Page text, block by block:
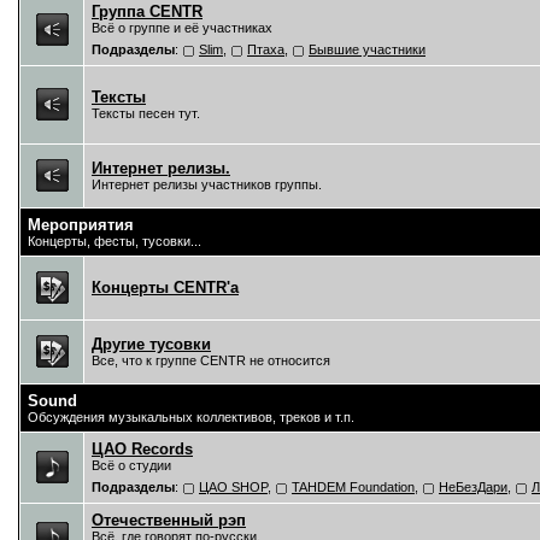
Группа CENTR
Всё о группе и её участниках
Подразделы: Slim Птаха Бывшие участники
Тексты
Тексты песен тут.
Интернет релизы.
Интернет релизы участников группы.
Мероприятия
Концерты, фесты, тусовки...
Концерты CENTR'a
Другие тусовки
Все, что к группе CENTR не относится
Sound
Обсуждения музыкальных коллективов, треков и т.п.
ЦAO Records
Всё о студии
Подразделы: ЦАО SHOP, TAHDEM Foundation НеБезДари
Отечественный рэп
Всё, где говорят по-русски.